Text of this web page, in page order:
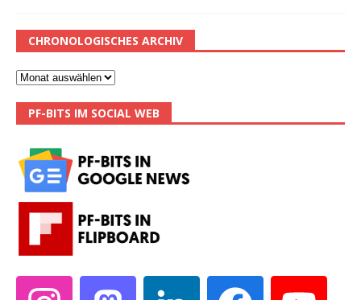
CHRONOLOGISCHES ARCHIV
PF-BITS IM SOCIAL WEB